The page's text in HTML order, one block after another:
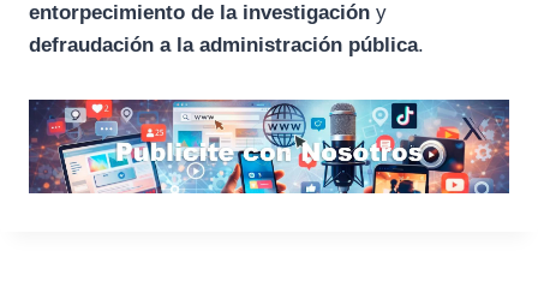
entorpecimiento de la investigación y
defraudación a la administración pública.